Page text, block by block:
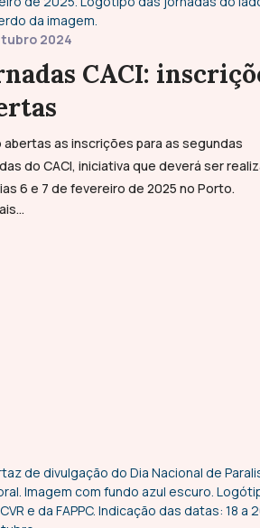
2024
CACI:
abertas as inscrições para as segundas
do CACI, iniciativa que deverá ser
6 e 7 de fevereiro de 2025 no Porto.